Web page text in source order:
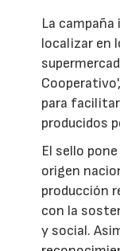
La
localizar en
para
producidos
El sello
origen
producción
con la
y social.